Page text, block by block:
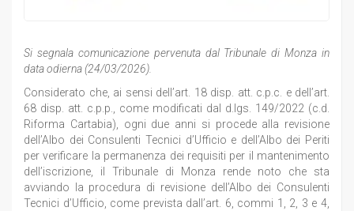
Si segnala comunicazione pervenuta dal Tribunale di Monza in
data odierna (24/03/2026).
Considerato che, ai sensi dell’art. 18 disp. att. c.p.c. e dell’art.
68 disp. att. c.p.p., come modificati dal d.lgs. 149/2022 (c.d.
Riforma Cartabia), ogni due anni si procede alla revisione
dell’Albo dei Consulenti Tecnici d’Ufficio e dell’Albo dei Periti
per verificare la permanenza dei requisiti per il mantenimento
dell’iscrizione, il Tribunale di Monza rende noto che sta
avviando la procedura di revisione dell’Albo dei Consulenti
Tecnici d’Ufficio, come prevista dall’art. 6, commi 1, 2, 3 e 4,